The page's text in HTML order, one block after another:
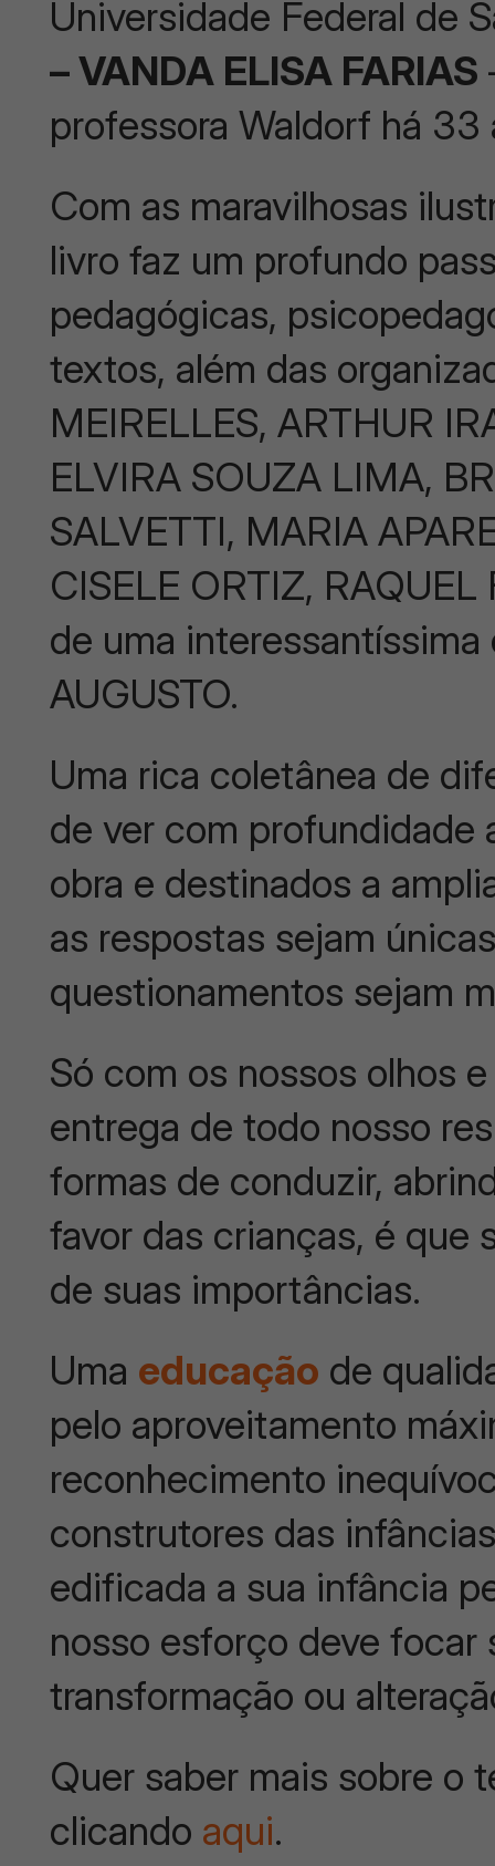
Universidade Federal de
– VANDA ELISA FARIAS
professora Waldorf há 33
Com as maravilhosas
livro faz um profundo
pedagógicas,
textos, além das
MEIRELLES, ARTHUR
ELVIRA SOUZA LIMA,
SALVETTI, MARIA
CISELE ORTIZ,
de uma
AUGUSTO.
Uma rica coletânea de
de ver com profundidade
obra e destinados a
as respostas sejam
questionamentos sejam
Só com os nossos olhos
entrega de todo nosso
formas de conduzir,
favor das crianças, é que
de suas importâncias.
Uma educação de
pelo aproveitamento
reconhecimento
construtores das
edificada a sua infância
nosso esforço deve focar
transformação ou
Quer saber mais sobre o
clicando aqui.